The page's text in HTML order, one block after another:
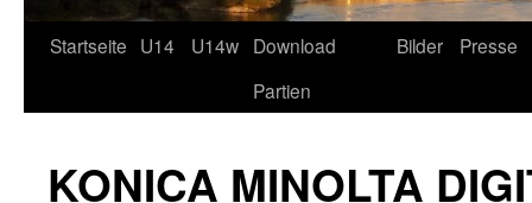
Zum
Startseite U14 U14w Download
Partien
Bilder Presse
KONICA MINOLTA